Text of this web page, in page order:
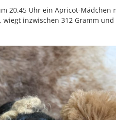
20.45 Uhr ein Apricot-Mädchen
wiegt inzwischen 312 Gramm